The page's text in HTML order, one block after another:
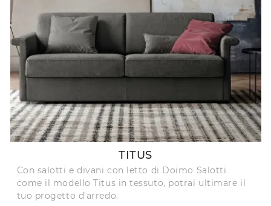
TITUS
Con salotti e divani con letto di Doimo Salotti
come il modello Titus in tessuto, potrai ultimare il
tuo progetto d'arredo.